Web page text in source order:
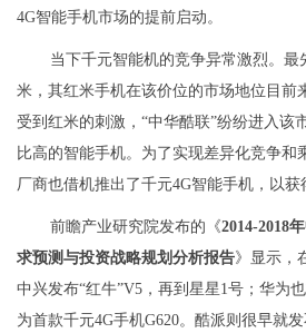
4G智能手机市场的提前启动。
当下千元智能机的竞争异常激烈。
米，其红米手机在该价位的市场地位目前
受到红米的刺激，“中华酷联”纷纷进入该
比高的智能手机。为了实现差异化竞争和
厂商也借机推出了千元4G智能手机，以获
前瞻产业研究院发布的《2014-2018
求预测与投资战略规划分析报告》显示，
中兴发布“红牛”V5，再到星星1号；华为
为首款千元4G手机G620。酷派则很早就